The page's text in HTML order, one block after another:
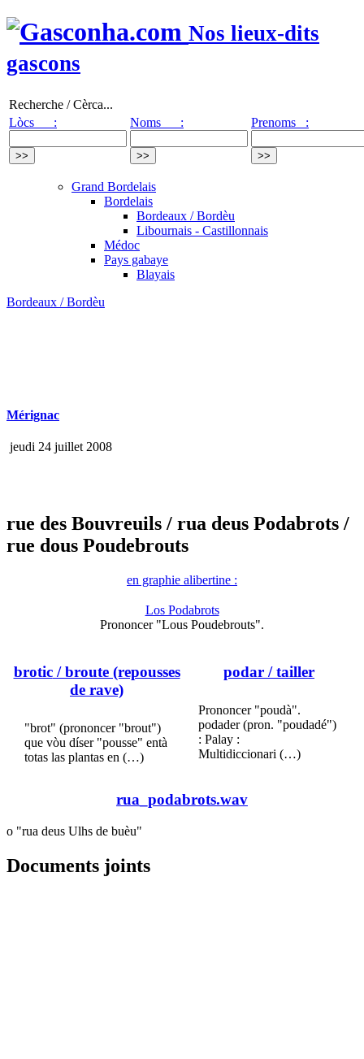
Nos lieux-dits
gascons
Recherche / Cèrca...
Lòcs :
Noms : Prenoms :
Grand Bordelais
Bordelais
Bordeaux / Bordèu
Libournais - Castillonnais
Médoc
Pays gabaye
Blayais
Bordeaux / Bordèu
Mérignac
jeudi 24 juillet 2008
rue des Bouvreuils / rua deus Podabrots /
rue dous Poudebrouts
en graphie alibertine :
Los Podabrots
Prononcer "Lous Poudebrouts".
brotic/ broute (repousses
de rave)
"brot" (prononcer "brout")
que vòu díser "pousse" entà
totas las plantas en (…)
podar / tailler
Prononcer "poudà".
podader (pron. "poudadé")
: Palay :
Multidiccionari (…)
rua_podabrots.wav
o "rua deus Ulhs de buèu"
Documents joints